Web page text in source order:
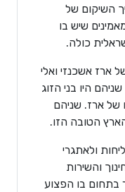
השיקום של
שיש בו
כולה.
ארז אשכנזי ואלי
היו בני הזוג
של ארז. שניהם
ולאתגרי
והשירות
בתחום בו הפצוע